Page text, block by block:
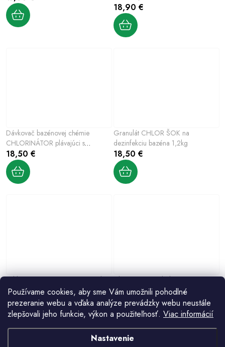
Používame cookies, aby sme Vám umožnili pohodlné
prezeranie webu a vďaka analýze prevádzky webu neustále
zlepšovali jeho funkcie, výkon a použiteľnosť. Viac informácií
Nastavenie
18,90 €
Dávkovač bazénovej chémie
CHLORINÁTOR plávajúci s
teplomerom
18,50 €
Granulát CHLOR ŠOK na
dezinfekciu bazéna 1,2kg
18,50 €
Tablety LAGUNA TRIPLEX mini do
bazéna 500g
12,30 €
Filter LAGUNA do bazéna
kremenný piesok 25kg
20,30 €